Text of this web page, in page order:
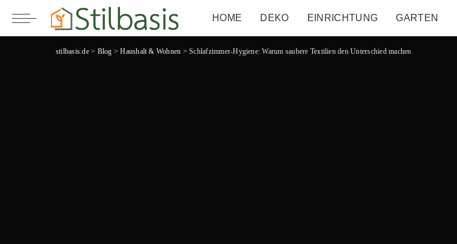
HOME DEKO EINRICHTUNG GARTEN
stilbasis.de> Blog >Haushalt & Wohnen >Schlafzimmer-Hygiene: Warum saubere Textilien den Unterschied machen